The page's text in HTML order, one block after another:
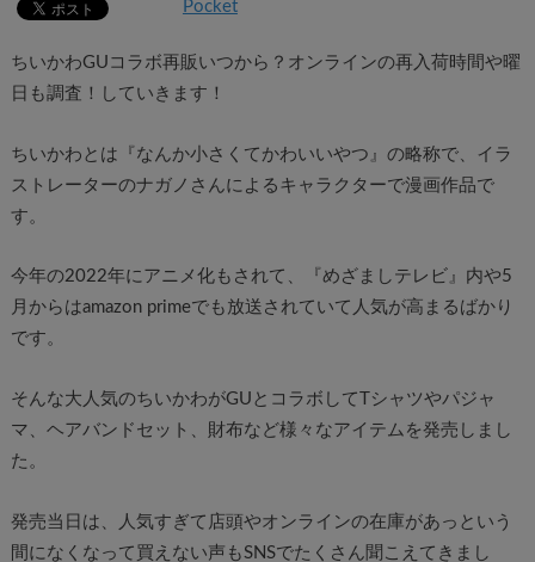
Pocket
ちいかわGUコラボ再販いつから？オンラインの再入荷時間や曜
日も調査！していきます！
ちいかわとは『なんか小さくてかわいいやつ』の略称で、イラ
ストレーターのナガノさんによるキャラクターで漫画作品で
す。
今年の2022年にアニメ化もされて、『めざましテレビ』内や5
月からはamazon primeでも放送されていて人気が高まるばかり
です。
そんな大人気のちいかわがGUとコラボしてTシャツやパジャ
マ、ヘアバンドセット、財布など様々なアイテムを発売しまし
た。
発売当日は、人気すぎて店頭やオンラインの在庫があっという
間になくなって買えない声もSNSでたくさん聞こえてきまし